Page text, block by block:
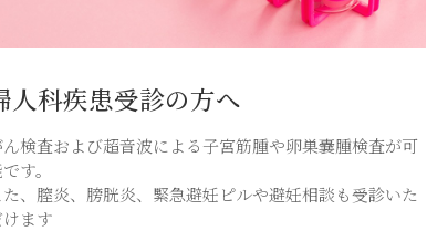
人科疾患受診の方へ
ん検査および超音波による子宮筋腫や卵巣嚢腫検査が可
す。
た、膣炎、膀胱炎、緊急避妊ピルや避妊相談も受診いた
ます